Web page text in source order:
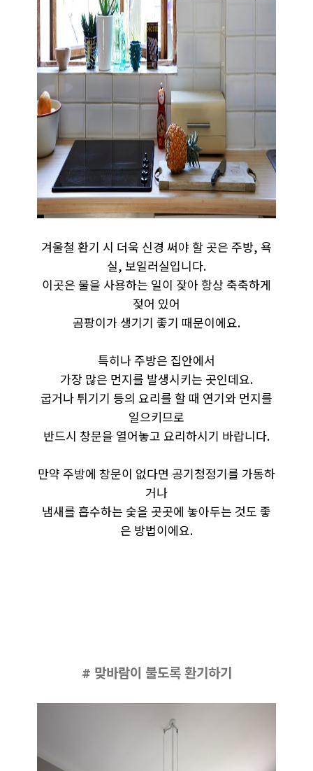
겨울철 환기 시 더욱 신경 써야 할 곳은 주방, 욕
실, 보일러실입니다.
이곳은 물을 사용하는 일이 잦아 항상 축축하게
젖어 있어
곰팡이가 생기기 좋기 때문이에요.
특히나 주방은 집안에서
가장 많은 먼지를 발생시키는 곳인데요.
굽거나 튀기기 등의 요리를 할 때 연기와 먼지를
일으키므로
반드시 창문을 열어놓고 요리하시기 바랍니다.
만약 주방에 창문이 없다면 공기청정기를 가동하
거나
냄새를 흡수하는 숯을 곳곳에 놓아두는 것도 좋
은 방법이에요.
# 맞바람이 불도록 환기하기